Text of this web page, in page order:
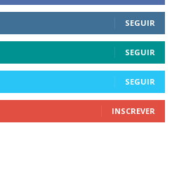
SEGUIR
SEGUIR
SEGUIR
INSCREVER